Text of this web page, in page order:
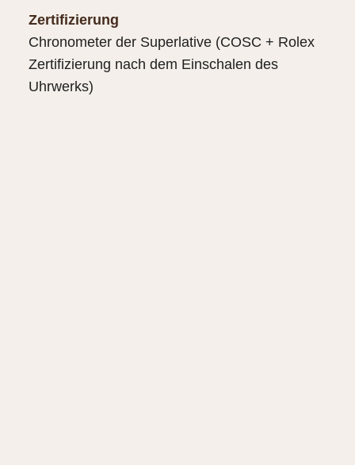
Zertifizierung
Chronometer der Superlative (COSC + Rolex
Zertifizierung nach dem Einschalen des
Uhrwerks)